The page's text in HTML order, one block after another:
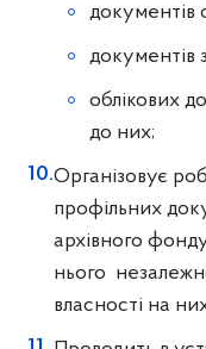
документів
документів
облікових
до них;
Організовує
профільних
архівного
нього
власності на